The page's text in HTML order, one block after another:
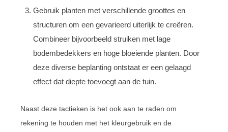
Gebruik planten met verschillende groottes en
structuren om een gevarieerd uiterlijk te creëren.
Combineer bijvoorbeeld struiken met lage
bodembedekkers en hoge bloeiende planten. Door
deze diverse beplanting ontstaat er een gelaagd
effect dat diepte toevoegt aan de tuin.
Naast deze tactieken is het ook aan te raden om
rekening te houden met het kleurgebruik en de